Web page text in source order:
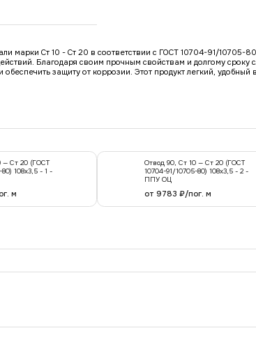
марки Ст 10 - Ст 20 в соответствии с ГОСТ 10704-91/10705-
Благодаря своим прочным свойствам и долгому сроку
защиту от коррозии. Этот продукт легкий,
— Ст 20 (ГОСТ
108x3,5 - 1 -
м
Отвод 90, Ст 10 — Ст 20 (ГОСТ
10704-91/10705-80) 108x3,5 - 2 -
ППУ ОЦ
от 9783 ₽/пог. м